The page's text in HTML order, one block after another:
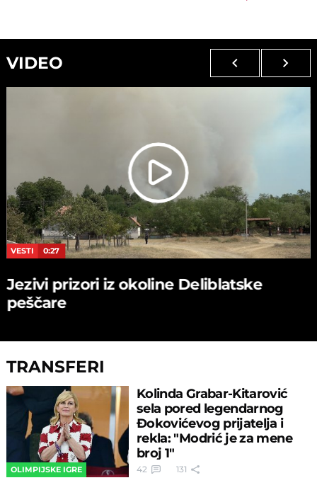
VIDEO
VESTI 0:27
Jezivi prizori iz okoline Deliblatske
peščare
TRANSFERI
OLIMPIJSKE IGRE
Kolinda Grabar-Kitarović
sela pored legendarnog
Đokovićevog prijatelja i
rekla: "Modrić je za mene
broj 1"
42 131